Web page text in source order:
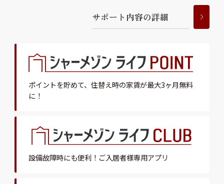
サポー ト 内容の詳細
ポイントを貯めて、 住替え時の家賃が最大3ヶ月無料
に！
設備故障時にも便利！ ご入居者様専用アプリ